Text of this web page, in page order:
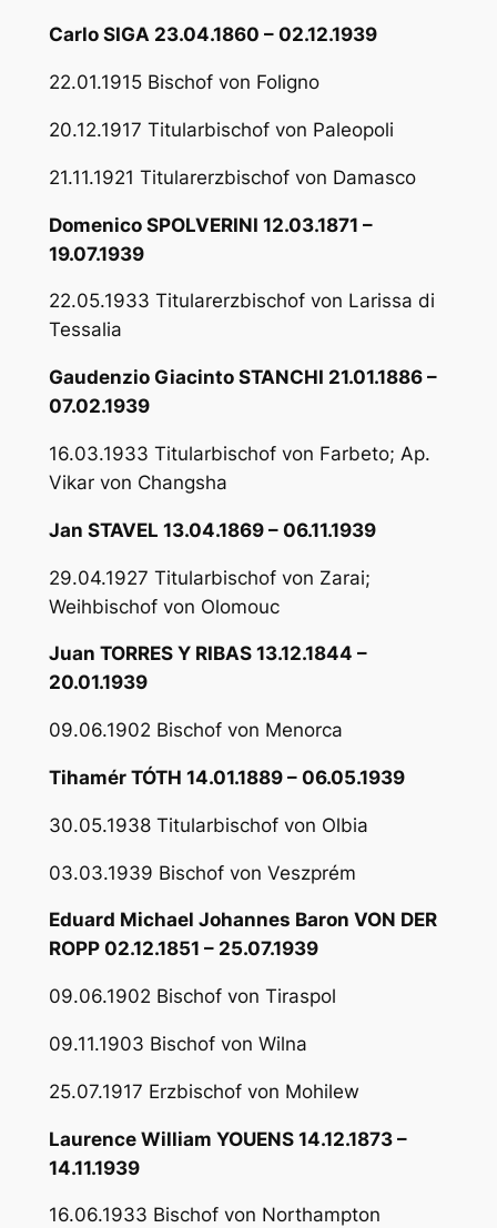
Carlo SIGA 23.04.1860 – 02.12.1939
22.01.1915 Bischof von Foligno
20.12.1917 Titularbischof von Paleopoli
21.11.1921 Titularerzbischof von Damasco
Domenico SPOLVERINI 12.03.1871 –
19.07.1939
22.05.1933 Titularerzbischof von Larissa di
Tessalia
Gaudenzio Giacinto STANCHI 21.01.1886 –
07.02.1939
16.03.1933 Titularbischof von Farbeto; Ap.
Vikar von Changsha
Jan STAVEL 13.04.1869 – 06.11.1939
29.04.1927 Titularbischof von Zarai;
Weihbischof von Olomouc
Juan TORRES Y RIBAS 13.12.1844 –
20.01.1939
09.06.1902 Bischof von Menorca
Tihamér TÓTH 14.01.1889 – 06.05.1939
30.05.1938 Titularbischof von Olbia
03.03.1939 Bischof von Veszprém
Eduard Michael Johannes Baron VON DER
ROPP 02.12.1851 – 25.07.1939
09.06.1902 Bischof von Tiraspol
09.11.1903 Bischof von Wilna
25.07.1917 Erzbischof von Mohilew
Laurence William YOUENS 14.12.1873 –
14.11.1939
16.06.1933 Bischof von Northampton